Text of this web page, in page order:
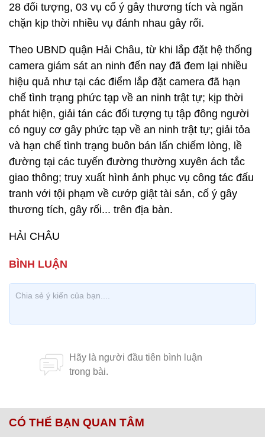
28 đối tượng, 03 vụ cố ý gây thương tích và ngăn
chặn kịp thời nhiều vụ đánh nhau gây rối.
Theo UBND quận Hải Châu, từ khi lắp đặt hệ thống
camera giám sát an ninh đến nay đã đem lại nhiều
hiệu quả như tại các điểm lắp đặt camera đã hạn
chế tình trạng phức tạp về an ninh trật tự; kịp thời
phát hiện, giải tán các đối tượng tụ tập đông người
có nguy cơ gây phức tạp về an ninh trật tự; giải tỏa
và hạn chế tình trạng buôn bán lấn chiếm lòng, lề
đường tại các tuyến đường thường xuyên ách tắc
giao thông; truy xuất hình ảnh phục vụ công tác đấu
tranh với tội phạm về cướp giật tài sản, cố ý gây
thương tích, gây rối... trên địa bàn.
HẢI CHÂU
CÓ THỂ BẠN QUAN TÂM